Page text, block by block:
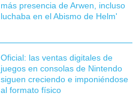
más presencia de Arwen, incluso
luchaba en el Abismo de Helm'
Oficial: las ventas digitales de
juegos en consolas de Nintendo
siguen creciendo e imponiéndose
al formato físico